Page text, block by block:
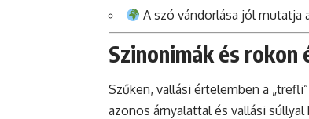
A szó vándorlása jól mutatja
Szinonimák és
Szűken, vallási értelemben a
azonos árnyalattal és vallási